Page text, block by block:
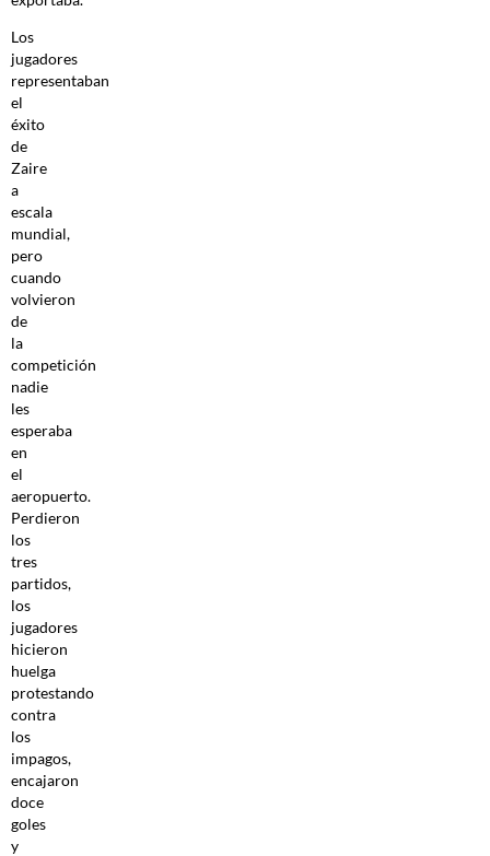
Los
jugadores
representaban
el
éxito
de
Zaire
a
escala
mundial,
pero
cuando
volvieron
de
la
competición
nadie
les
esperaba
en
el
aeropuerto.
Perdieron
los
tres
partidos,
los
jugadores
hicieron
huelga
protestando
contra
los
impagos,
encajaron
doce
goles
y